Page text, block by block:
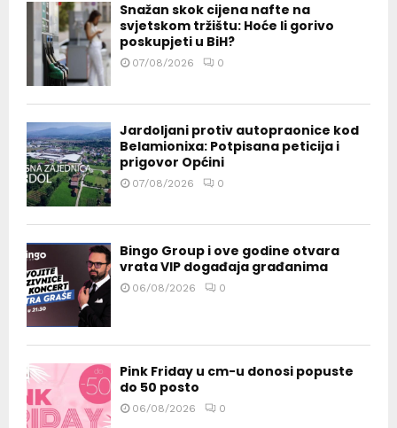
Snažan skok cijena nafte na
svjetskom tržištu: Hoće li gorivo
poskupjeti u BiH?
07/08/2026 0
Jardoljani protiv autopraonice kod
Belamionixa: Potpisana peticija i
prigovor Općini
07/08/2026 0
Bingo Group i ove godine otvara
vrata VIP događaja građanima
06/08/2026 0
Pink Friday u cm-u donosi popuste
do 50 posto
06/08/2026 0